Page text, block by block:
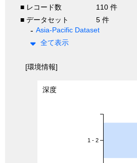
■ レコード数
110 件
■ データセット
5 件
Asia-Pacific Dataset
全て表示
[環境情報]
深度
1 - 2